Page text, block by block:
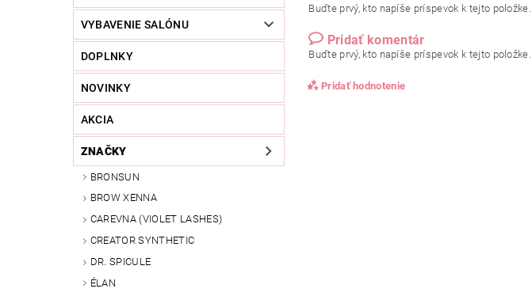
VYBAVENIE SALÓNU
DOPLNKY
NOVINKY
AKCIA
ZNAČKY
BRONSUN
BROW XENNA
CAREVNA (VIOLET LASHES)
CREATOR SYNTHETIC
DR. SPICULE
ÉLAN
Buďte prvý, kto napíše príspevok k tejto položke.
Pridať komentár
Buďte prvý, kto napíše príspevok k tejto položke.
Pridať hodnotenie